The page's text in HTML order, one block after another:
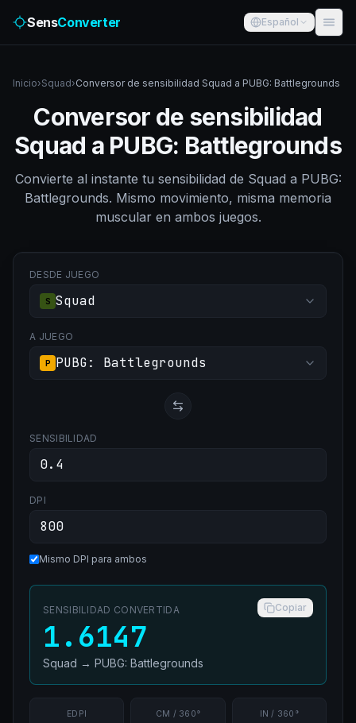
SensConverter Español
Inicio›Squad›Conversor de sensibilidad Squad a PUBG: Battlegrounds
Conversor de sensibilidad
Squad a PUBG: Battlegrounds
Convierte al instante tu sensibilidad de Squad a PUBG:
Battlegrounds. Mismo movimiento, misma memoria
muscular en ambos juegos.
DESDE JUEGO
S Squad
A JUEGO
P PUBG: Battlegrounds
SENSIBILIDAD
DPI
Mismo DPI para ambos
SENSIBILIDAD CONVERTIDA Copiar
1.6147
Squad → PUBG: Battlegrounds
EDPI CM / 360° IN / 360°